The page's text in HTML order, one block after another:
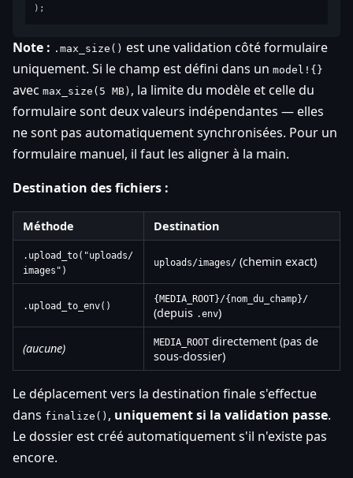
Note : .max_size() est une validation côté formulaire
uniquement. Si le champ est défini dans un model!{}
avec max_size(5 MB) , la limite du modèle et celle du
formulaire sont deux valeurs indépendantes — elles
ne sont pas automatiquement synchronisées. Pour un
formulaire manuel, il faut les aligner à la main.
Destination des fichiers :
Méthode Destination
.upload_to("uploads/
images")
uploads/images/ (chemin exact)
.upload_to_env()
{MEDIA_ROOT}/{nom_du_champ}/
(depuis .env)
(aucune) MEDIA_ROOT directement (pas de
sous-dossier)
Le déplacement vers la destination finale s'effectue
dans finalize() , uniquement si la validation passe.
Le dossier est créé automatiquement s'il n'existe pas
encore.